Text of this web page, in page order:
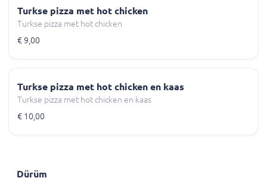
Turkse pizza met hot chicken
Turkse pizza met hot chicken
€ 9,00
Turkse pizza met hot chicken en kaas
Turkse pizza met hot chicken en kaas
€ 10,00
Dürüm